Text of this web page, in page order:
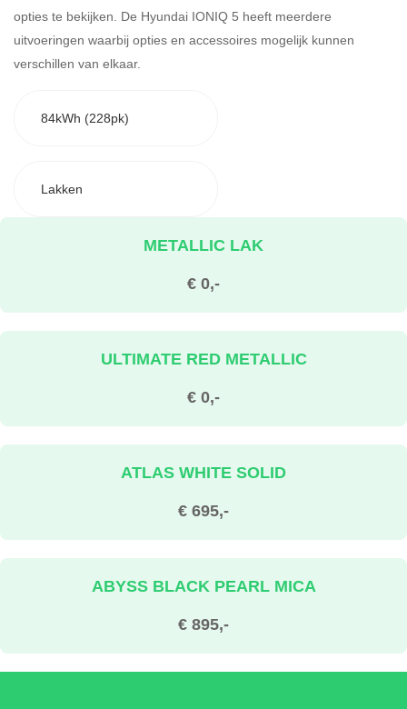
opties te bekijken. De Hyundai IONIQ 5 heeft meerdere
uitvoeringen waarbij opties en accessoires mogelijk kunnen
verschillen van elkaar.
84kWh (228pk)
Lakken
€ 0,-
METALLIC LAK
€ 0,-
ULTIMATE RED METALLIC
€ 695,-
ATLAS WHITE SOLID
€ 895,-
ABYSS BLACK PEARL MICA